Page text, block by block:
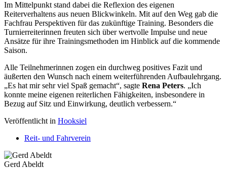
Im Mittelpunkt stand dabei die Reflexion des eigenen
Reiterverhaltens aus neuen Blickwinkeln. Mit auf den Weg gab die
Fachfrau Perspektiven für das zukünftige Training. Besonders die
Turnierreiterinnen freuten sich über wertvolle Impulse und neue
Ansätze für ihre Trainingsmethoden im Hinblick auf die kommende
Saison.
Alle Teilnehmerinnen zogen ein durchweg positives Fazit und
äußerten den Wunsch nach einem weiterführenden Aufbaulehrgang.
„Es hat mir sehr viel Spaß gemacht“, sagte Rena Peters. „Ich
konnte meine eigenen reiterlichen Fähigkeiten, insbesondere in
Bezug auf Sitz und Einwirkung, deutlich verbessern.“
Veröffentlicht in Hooksiel
Reit- und Fahrverein
Gerd Abeldt